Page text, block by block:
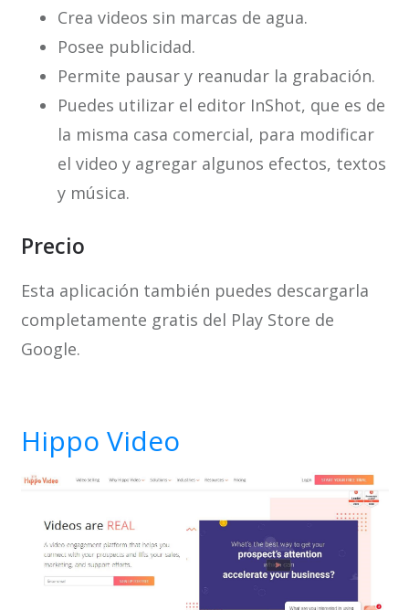
Crea videos sin marcas de agua.
Posee publicidad.
Permite pausar y reanudar la grabación.
Puedes utilizar el editor InShot, que es de
la misma casa comercial, para modificar
el video y agregar algunos efectos, textos
y música.
Precio
Esta aplicación también puedes descargarla
completamente gratis del Play Store de
Google.
Hippo Video